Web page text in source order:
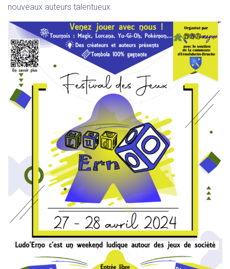
nouveaux auteurs talentueux.